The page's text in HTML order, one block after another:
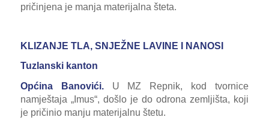
pričinjena je manja materijalna šteta.
KLIZANJE TLA, SNJEŽNE LAVINE I NANOSI
Tuzlanski kanton
Općina Banovići. U MZ Repnik, kod tvornice
namještaja „Imus“, došlo je do odrona zemljišta, koji
je pričinio manju materijalnu štetu.